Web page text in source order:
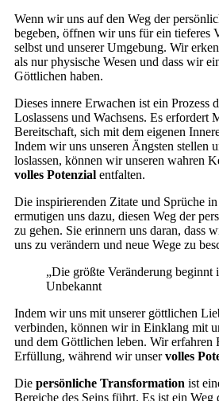
Wenn wir uns auf den Weg der
begeben, öffnen wir uns für ein tieferes
selbst und unserer Umgebung. Wir
als nur physische Wesen und dass wir
Göttlichen haben.
Dieses innere Erwachen ist ein Prozess
Loslassens und Wachsens. Es erfordert
Bereitschaft, sich mit dem eigenen
Indem wir uns unseren Ängsten stellen
loslassen, können wir unseren wahren
volles Potenzial entfalten.
Die inspirierenden Zitate und Sprüche
ermutigen uns dazu, diesen Weg der
zu gehen. Sie erinnern uns daran, dass
uns zu verändern und neue Wege zu
„Die größte Veränderung beginnt
Unbekannt
Indem wir uns mit unserer göttlichen
verbinden, können wir in Einklang mit
und dem Göttlichen leben. Wir erfahren
Erfüllung, während wir unservolles
Die persönliche Transformation ist
Bereiche des Seins führt. Es ist ein Weg